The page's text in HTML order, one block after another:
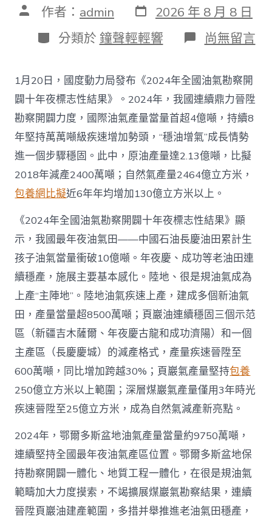
文 作者： admin 發
表
日
期
2026 年 8 月 8 日
分
類
分類於 鐘聲輕輕響 在
〈往
國
際
油
氣
查
包
養
app
產
量
當
首
超
4
億
噸
_
中
國
網〉
中
尚無留言
1月20日，國度動力局發布《2024年全國油氣勘察開
闢十年夜標志性結果》。2024年，我國連續鼎力晉陞
勘察開闢力度，國際油氣產量當量首超4億噸，持續8
年堅持萬萬噸級疾速增加勢頭，“穩油增氣”成長情勢
進一個步驟穩固。此中，原油產量達2.13億噸，比擬
2018年減產2400萬噸；自然氣產量2464億立方米，
包養網比擬近6年年均增加130億立方米以上。
《2024年全國油氣勘察開闢十年夜標志性結果》顯
示，我國最年夜油氣田——中國石油長慶油田累計生
孩子油氣當量衝破10億噸。年夜慶、成功等老油田連
續穩產，施展主要基本感化。陸地、很是規油氣成為
上產“主陣地”。陸地油氣疾速上產，建成多個新油氣
田，產量當量超8500萬噸；頁巖油連續穩固三個示范
區（新疆吉木薩爾、年夜慶古龍和成功濟陽）和一個
主產區（長慶慶城）的減產格式，產量疾速晉陞至
600萬噸，同比增加跨越30%；頁巖氣產量堅持包養
250億立方米以上範圍；深層煤巖氣產量僅用3年時光
疾速晉陞至25億立方米，成為自然氣減產新亮點。
2024年，鄂爾多斯盆地油氣產量當量約9750萬噸，
連續堅持全國最年夜油氣產區位置。鄂爾多斯盆地保
持勘察開闢一體化、地質工程一體化，在很是規油氣
範疇加大力度摸索，不竭擴展煤巖氣勘察結果，連續
晉陞頁巖油建產範圍，多措并舉推進老油氣田穩產，